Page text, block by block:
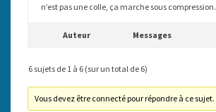
n’est pas une colle, ça marche sous compression.
Auteur Messages
6 sujets de 1 à 6 (sur un total de 6)
Vous devez être connecté pour répondre à ce sujet.